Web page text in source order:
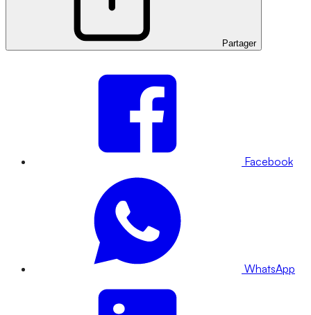
Partager
Facebook
WhatsApp